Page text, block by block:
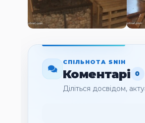
СПІЛЬНОТА SNIH
Коментарі 0
Діліться досвідом,